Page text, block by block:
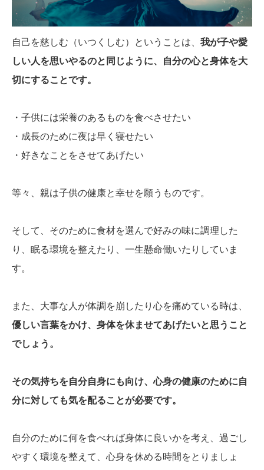
自己を慈しむ（いつくしむ）ということは、 我が子や愛
しい人を思いやるのと同じように、自分の心と身体を大
切にすることです。
・子供には栄養のあるものを食べさせたい
・成長のために夜は早く寝せたい
・好きなことをさせてあげたい
等々、親は子供の健康と幸せを願うものです。
そして、そのために食材を選んで好みの味に調理した
り、眠る環境を整えたり、一生懸命働いたりしていま
す。
また、大事な人が体調を崩したり心を痛めている時は、
優しい言葉をかけ、身体を休ませてあげたいと思うこと
でしょう。
その気持ちを自分自身にも向け、心身の健康のために自
分に対しても気を配ることが必要です。
自分のために何を食べれば身体に良いかを考え、過ごし
やすく環境を整えて、心身を休める時間をとりましょ